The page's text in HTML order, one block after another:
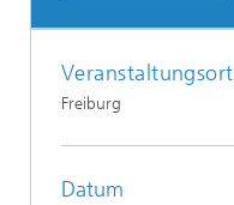
Veranstaltungsort
Freiburg
Datum